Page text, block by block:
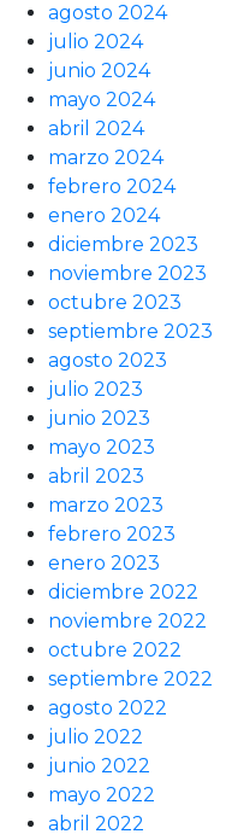
agosto 2024
julio 2024
junio 2024
mayo 2024
abril 2024
marzo 2024
febrero 2024
enero 2024
diciembre 2023
noviembre 2023
octubre 2023
septiembre 2023
agosto 2023
julio 2023
junio 2023
mayo 2023
abril 2023
marzo 2023
febrero 2023
enero 2023
diciembre 2022
noviembre 2022
octubre 2022
septiembre 2022
agosto 2022
julio 2022
junio 2022
mayo 2022
abril 2022